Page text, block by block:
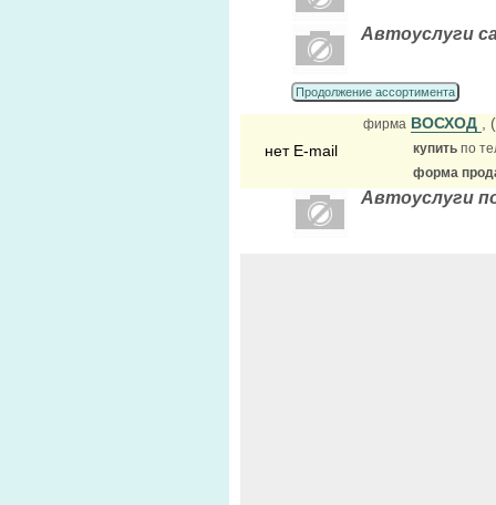
Автоуслуги
Продолжение ассортимента
нет E-mail
фирма ВОСХОД
купить по
форма
Автоуслуги